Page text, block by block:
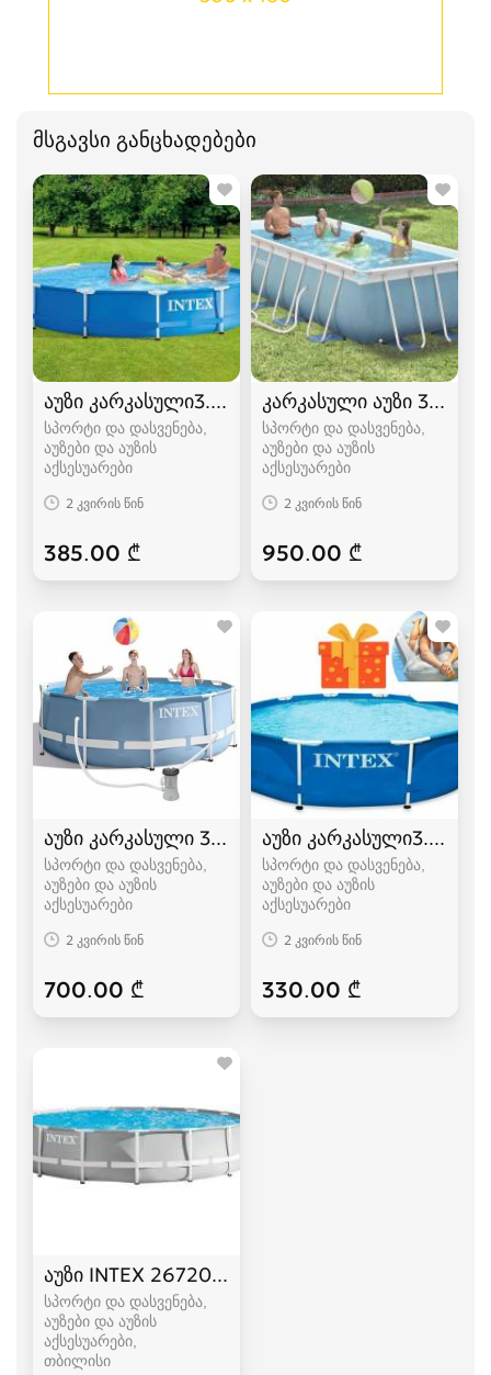
მსგავსი განცხადებები
აუზი კარკასული3.66 / 0.76
სპორტი და დასვენება,
აუზები და აუზის
აქსესუარები
2 კვირის წინ
385.00 ₾
კარკასული აუზი 3.0 /
სპორტი და დასვენება,
აუზები და აუზის
აქსესუარები
2 კვირის წინ
950.00 ₾
აუზი კარკასული 3.05 / 0.99
სპორტი და დასვენება,
აუზები და აუზის
აქსესუარები
2 კვირის წინ
700.00 ₾
აუზი კარკასული3.05 /
სპორტი და დასვენება,
აუზები და აუზის
აქსესუარები
2 კვირის წინ
330.00 ₾
აუზი INTEX 26720 427 x 107 სმ
სპორტი და დასვენება,
აუზები და აუზის
აქსესუარები
თბილისი